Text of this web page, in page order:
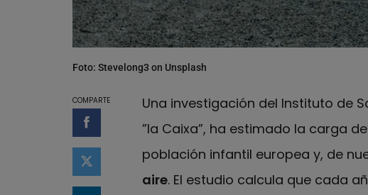
Foto: Stevelong3 on Unsplash
COMPARTE
Compartir en Facebook
Compartir en Twitter
Una investigación del Instituto de
”la Caixa”, ha estimado la carga
población infantil europea y, de
aire. El estudio calcula que cada